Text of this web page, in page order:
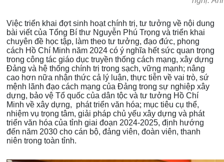
Việc triển khai đợt sinh hoạt chính trị, tư tưởng về nội dung
bài viết của Tổng Bí thư Nguyễn Phú Trọng và triển khai
chuyên đề học tập, làm theo tư tưởng, đạo đức, phong
cách Hồ Chí Minh năm 2024 có ý nghĩa hết sức quan trọng
trong công tác giáo dục truyền thống cách mạng, xây dựng
Đảng và hệ thống chính trị trong sạch, vững mạnh; nâng
cao hơn nữa nhận thức cả lý luận, thực tiễn về vai trò, sứ
mệnh lãnh đạo cách mạng của Đảng trong sự nghiệp xây
dựng, bảo vệ Tổ quốc của dân tộc và tư tưởng Hồ Chí
Minh về xây dựng, phát triển văn hóa; mục tiêu cụ thể,
nhiệm vụ trọng tâm, giải pháp chủ yếu xây dựng và phát
triển văn hóa của tỉnh giai đoạn 2024-2025, định hướng
đến năm 2030 cho cán bộ, đảng viên, đoàn viên, thanh
niên trong toàn tỉnh.